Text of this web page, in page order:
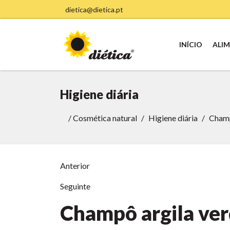
dietica@dietica.pt
INÍCIO
Higiene diária
/Cosmética natural Higiene diária
Anterior
Seguinte
Champô argila